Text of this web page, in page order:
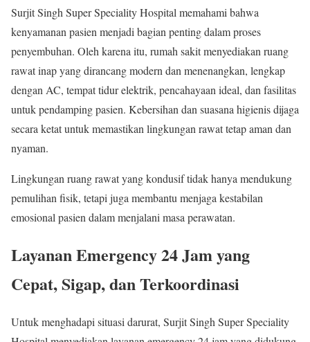
Surjit Singh Super Speciality Hospital memahami bahwa
kenyamanan pasien menjadi bagian penting dalam proses
penyembuhan. Oleh karena itu, rumah sakit menyediakan ruang
rawat inap yang dirancang modern dan menenangkan, lengkap
dengan AC, tempat tidur elektrik, pencahayaan ideal, dan fasilitas
untuk pendamping pasien. Kebersihan dan suasana higienis dijaga
secara ketat untuk memastikan lingkungan rawat tetap aman dan
nyaman.
Lingkungan ruang rawat yang kondusif tidak hanya mendukung
pemulihan fisik, tetapi juga membantu menjaga kestabilan
emosional pasien dalam menjalani masa perawatan.
Layanan Emergency 24 Jam yang
Cepat, Sigap, dan Terkoordinasi
Untuk menghadapi situasi darurat, Surjit Singh Super Speciality